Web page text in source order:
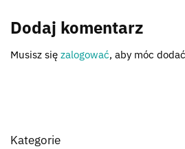
Dodaj komentarz
Musisz się zalogować, aby móc
Kategorie